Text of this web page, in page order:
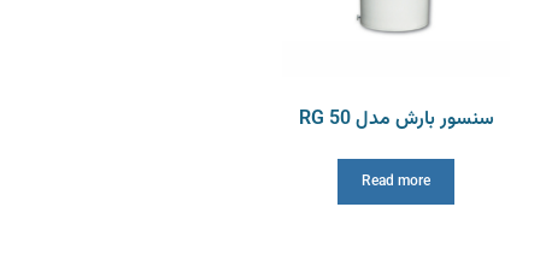
سنسور بارش مدل RG 50
Read more